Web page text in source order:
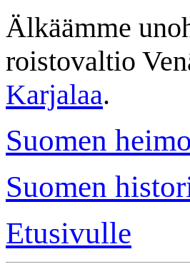
Älkäämme
roistovaltio
Karjalaa.
Suomen
Suomen
Etusivulle